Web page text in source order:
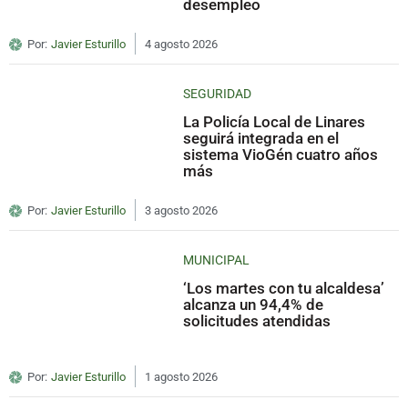
desempleo
Por: Javier Esturillo 4 agosto 2026
SEGURIDAD
La Policía Local de Linares
seguirá integrada en el
sistema VioGén cuatro años
más
Por: Javier Esturillo 3 agosto 2026
MUNICIPAL
‘Los martes con tu alcaldesa’
alcanza un 94,4% de
solicitudes atendidas
Por: Javier Esturillo 1 agosto 2026